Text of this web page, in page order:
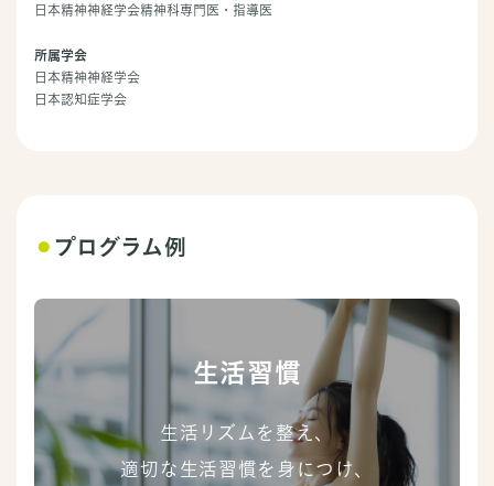
日本精神神経学会精神科専門医・指導医
所属学会
日本精神神経学会
日本認知症学会
⚫︎プログラム例
生活習慣
生活リズムを整え、
適切な生活習慣を身につけ、